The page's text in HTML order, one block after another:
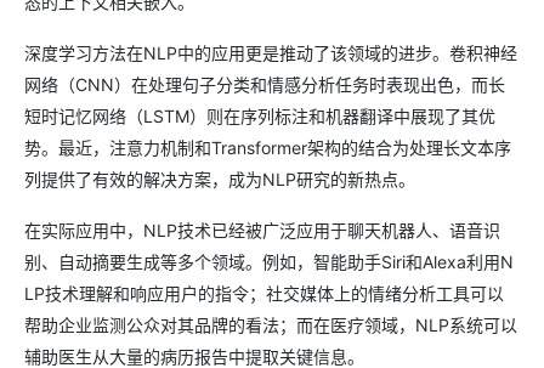
深度学习方法在NLP中的应用更是推动了该领域的进步。卷积神经
网络（CNN）在处理句子分类和情感分析任务时表现出色，而长
短时记忆网络（LSTM）则在序列标注和机器翻译中展现了其优
势。最近，注意力机制和Transformer架构的结合为处理长文本序
列提供了有效的解决方案，成为NLP研究的新热点。
在实际应用中，NLP技术已经被广泛应用于聊天机器人、语音识
别、自动摘要生成等多个领域。例如，智能助手Siri和Alexa利用N
LP技术理解和响应用户的指令；社交媒体上的情绪分析工具可以
帮助企业监测公众对其品牌的看法；而在医疗领域，NLP系统可以
辅助医生从大量的病历报告中提取关键信息。